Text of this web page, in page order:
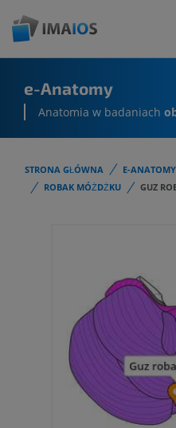
e-Anatomy
Anatomia w badaniach
STRONA GŁÓWNA E-ANATOMY
ROBAK MÓŻDŻKU
GUZ